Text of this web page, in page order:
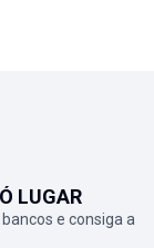
LUGAR
e consiga a